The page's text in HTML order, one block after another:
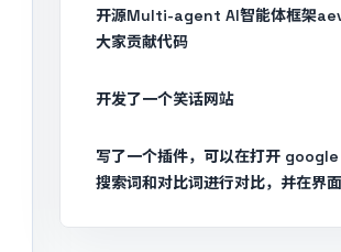
开源Multi-agent AI智能体框架
大家贡献代码
开发了一个笑话网站
写了一个插件，可以在打开
搜索词和对比词进行对比，并在界